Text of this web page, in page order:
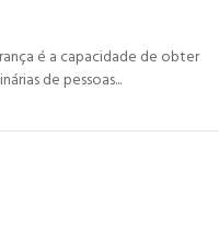
é a capacidade de obter
de pessoas...